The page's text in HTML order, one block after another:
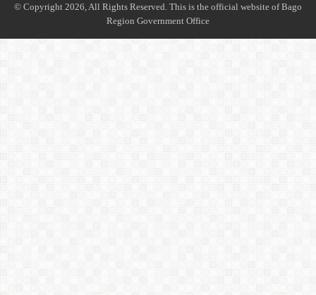
© Copyright 2026, All Rights Reserved. This is the official website of Bago
Region Government Office